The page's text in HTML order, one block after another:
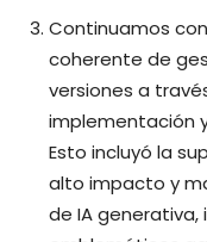
Continuamos
coherente de
versiones a
implementación
Esto incluyó la
alto impacto y
de IA